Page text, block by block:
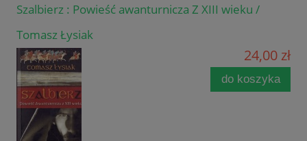
Szalbierz : Powieść awanturnicza Z XIII wieku /
Tomasz Łysiak
24,00 zł
do koszyka